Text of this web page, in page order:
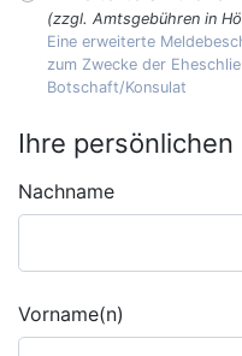
(zzgl. Amtsgebühren in
Eine erweiterte
zum Zwecke der
Botschaft/Konsulat
Ihre persönlichen
Nachname
Vorname(n)